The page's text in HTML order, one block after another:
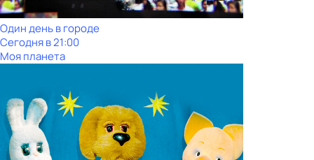
Один день в городе
Сегодня в 21:00
Моя планета